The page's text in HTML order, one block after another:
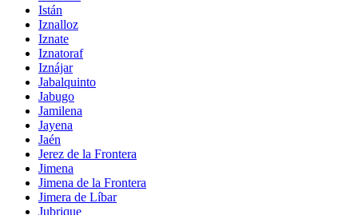
Istán
Iznalloz
Iznate
Iznatoraf
Iznájar
Jabalquinto
Jabugo
Jamilena
Jayena
Jaén
Jerez de la Frontera
Jimena
Jimena de la Frontera
Jimera de Líbar
Jubrique